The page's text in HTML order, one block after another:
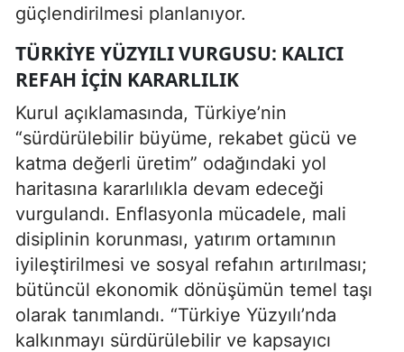
güçlendirilmesi planlanıyor.
TÜRKIYE YÜZYILI VURGUSU: KALICI
REFAH İÇIN KARARLILIK
Kurul açıklamasında, Türkiye’nin
“sürdürülebilir büyüme, rekabet gücü ve
katma değerli üretim” odağındaki yol
haritasına kararlılıkla devam edeceği
vurgulandı. Enflasyonla mücadele, mali
disiplinin korunması, yatırım ortamının
iyileştirilmesi ve sosyal refahın artırılması;
bütüncül ekonomik dönüşümün temel taşı
olarak tanımlandı. “Türkiye Yüzyılı’nda
kalkınmayı sürdürülebilir ve kapsayıcı